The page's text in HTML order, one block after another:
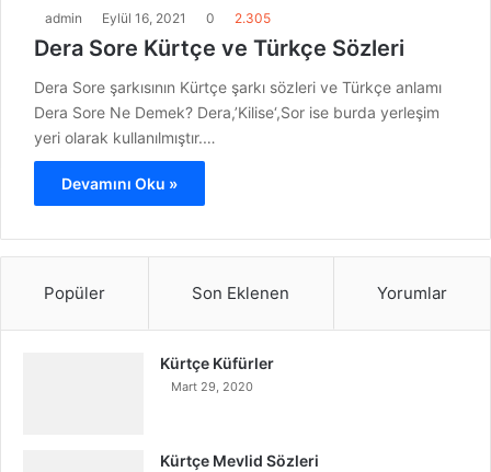
admin Eylül 16, 2021 0 2.305
Dera Sore Kürtçe ve Türkçe Sözleri
Dera Sore şarkısının Kürtçe şarkı sözleri ve Türkçe anlamı
Dera Sore Ne Demek? Dera,’Kilise‘,Sor ise burda yerleşim
yeri olarak kullanılmıştır.…
Devamını Oku »
Popüler Son Eklenen Yorumlar
Kürtçe Küfürler
Mart 29, 2020
Kürtçe Mevlid Sözleri